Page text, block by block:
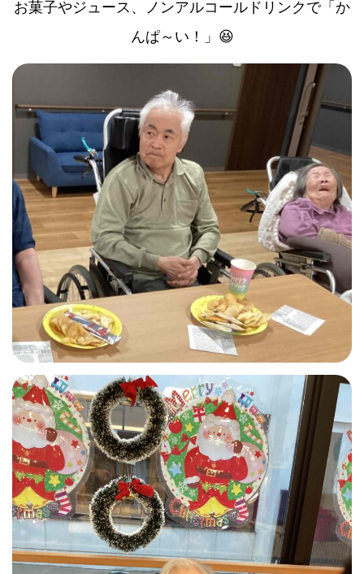
お菓子やジュース、ノンアルコールドリンクで「か
んぱ～い！」😆